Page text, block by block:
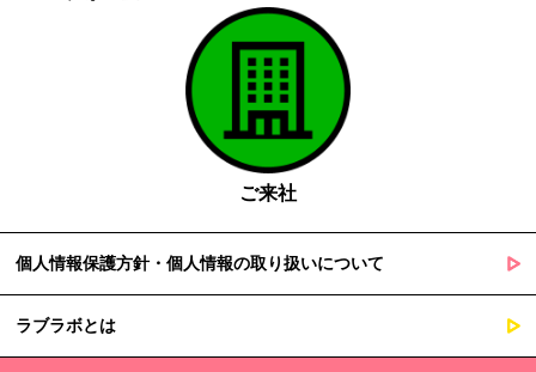
ご来社
個人情報保護方針・個人情報の取り扱いについて
ラブラボとは